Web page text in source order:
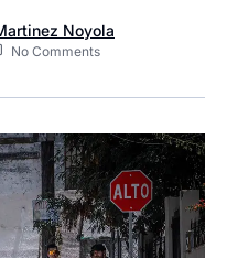
Noyola
No Comments